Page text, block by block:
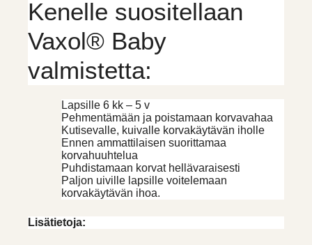
Kenelle suositellaan
Vaxol® Baby
valmistetta:
Lapsille 6 kk – 5 v
Pehmentämään ja poistamaan korvavahaa
Kutisevalle, kuivalle korvakäytävän iholle
Ennen ammattilaisen suorittamaa
korvahuuhtelua
Puhdistamaan korvat hellävaraisesti
Paljon uiville lapsille voitelemaan
korvakäytävän ihoa.
Lisätietoja: